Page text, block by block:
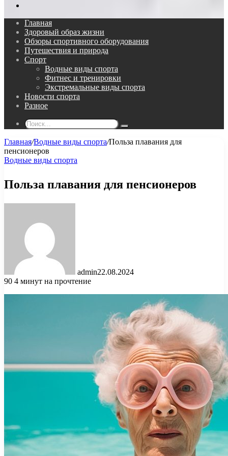
Главная
Здоровый образ жизни
Обзоры спортивного оборудования
Путешествия и природа
Спорт
Водные виды спорта
Фитнес и тренировки
Экстремальные виды спорта
Новости спорта
Разное
Поиск...
Главная/Водные виды спорта/Польза плавания для
пенсионеров
Водные виды спорта
Польза плавания для пенсионеров
admin22.08.2024
90 4 минут на прочтение